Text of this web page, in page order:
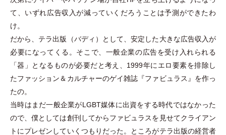
て、いずれ広告収入が減っていくだろうことは予測ができたわ
け。
だから、テラ出版 （バディ ）
として、安定した大きな広告収入が
必要になってくる。そこで、一般企業の広告を受け入れられる
「器 」 となるものが必要だと考え、1999年にエロ要素を排除し
たファッション＆カルチャーのゲイ雑誌『ファビュラス』を作っ
たの。
当時はまだ一般企業がLGBT媒体に出資をする時代ではなかった
ので、僕としては創刊してからファビュラスを見せてクライアン
トにプレゼンしていくつもりだった。ところがテラ出版の経営者